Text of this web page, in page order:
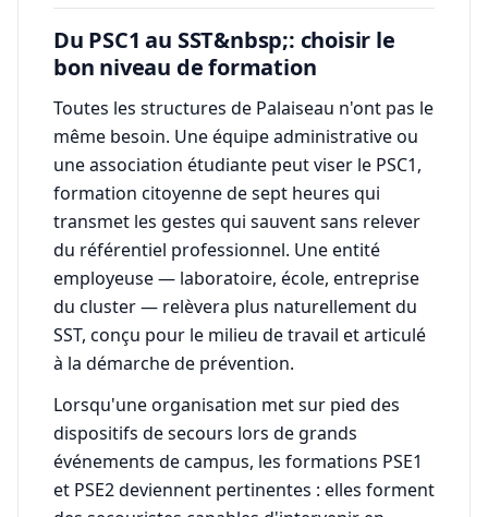
Du PSC1 au SST&nbsp;: choisir le
bon niveau de formation
Toutes les structures de Palaiseau n'ont pas le
même besoin. Une équipe administrative ou
une association étudiante peut viser le PSC1,
formation citoyenne de sept heures qui
transmet les gestes qui sauvent sans relever
du référentiel professionnel. Une entité
employeuse — laboratoire, école, entreprise
du cluster — relèvera plus naturellement du
SST, conçu pour le milieu de travail et articulé
à la démarche de prévention.
Lorsqu'une organisation met sur pied des
dispositifs de secours lors de grands
événements de campus, les formations PSE1
et PSE2 deviennent pertinentes : elles forment